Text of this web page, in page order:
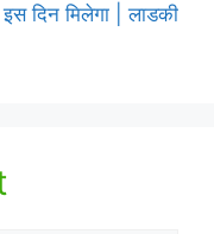
दिन मिलेगा | लाडकी